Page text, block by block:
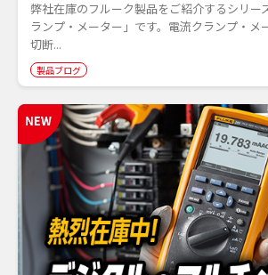
弊社在庫のフルーク製品をご紹介するシリー
ランプ・メーター」です。電流クランプ・メ
切断...
製品ブログ